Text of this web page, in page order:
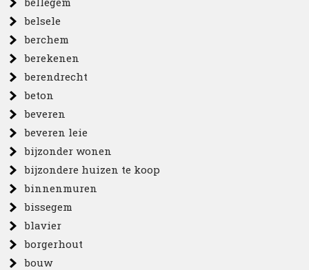
belsele
berchem
berekenen
berendrecht
beton
beveren
beveren leie
bijzonder wonen
bijzondere huizen te koop
binnenmuren
bissegem
blavier
borgerhout
bouw